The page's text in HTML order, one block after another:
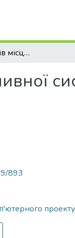
Вплив коефіцієнтів місцевих опорів розливної системи на продуктивність дозуючого пристрою
893